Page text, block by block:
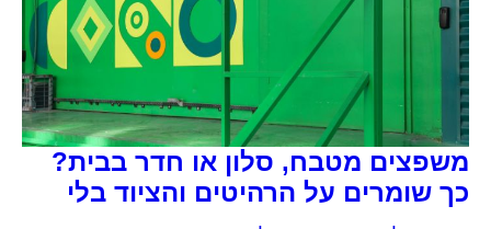
משפצים מטבח, סלון או חדר בבית?
כך שומרים על הרהיטים והציוד בלי
להפוך את כל הבית למחסן